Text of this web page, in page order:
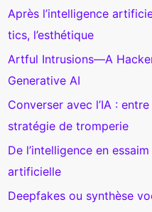
Après l’intelligence
tics, l’esthétique
Artful Intrusions—A
Generative AI
Converser avec l’IA :
stratégie de tromperie
De l’intelligence en
artificielle
Deepfakes ou synthèse